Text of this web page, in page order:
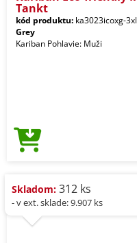
Tankt
kód produktu: ka3023icoxg-3xl
Grey
Kariban Pohlavie: Muži
Skladom: 312 ks
- v ext. sklade: 9.907 ks